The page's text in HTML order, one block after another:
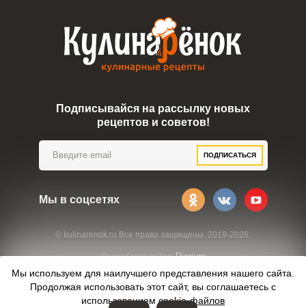
© kulinarenok.ru Все права защищены. 2019-2026.
Разработка сайта:Digrium
Подписывайся на рассылку новых
рецептов и советов!
ПОДПИСАТЬСЯ
Мы в соцсетях
Мы используем для наилучшего представления нашего сайта.
Продолжая использовать этот сайт, вы соглашаетесь с
использованиемcookie-файлов